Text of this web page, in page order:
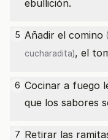
ebullición.
5 Añadir el comino
cucharadita), el
6 Cocinar a fuego
que los sabores
7 Retirar las